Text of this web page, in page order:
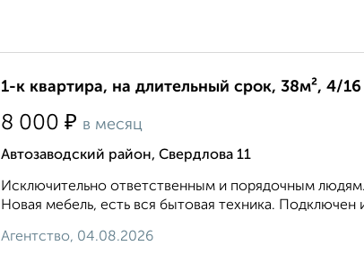
1-к квартира, на длительный срок, 38м², 4/
8 000 ₽ в месяц
Автозаводский район, Свердлова 11
Исключительно ответственным и порядочным
Новая мебель, есть вся бытовая техника.
Агентство, 04.08.2026